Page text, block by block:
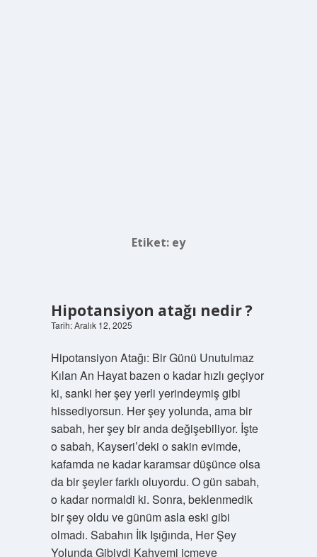
Etiket: ey
Hipotansiyon atağı nedir ?
Tarih: Aralık 12, 2025
Hipotansiyon Atağı: Bir Günü Unutulmaz
Kılan An Hayat bazen o kadar hızlı geçiyor
ki, sanki her şey yerli yerindeymiş gibi
hissediyorsun. Her şey yolunda, ama bir
sabah, her şey bir anda değişebiliyor. İşte
o sabah, Kayseri’deki o sakin evimde,
kafamda ne kadar karamsar düşünce olsa
da bir şeyler farklı oluyordu. O gün sabah,
o kadar normaldi ki. Sonra, beklenmedik
bir şey oldu ve günüm asla eski gibi
olmadı. Sabahın İlk Işığında, Her Şey
Yolunda Gibiydi Kahvemi içmeye